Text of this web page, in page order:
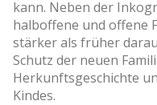
kann. Neben der
halboffene und offene
stärker als früher
Schutz der neuen
Herkunftsgeschichte
Kindes.